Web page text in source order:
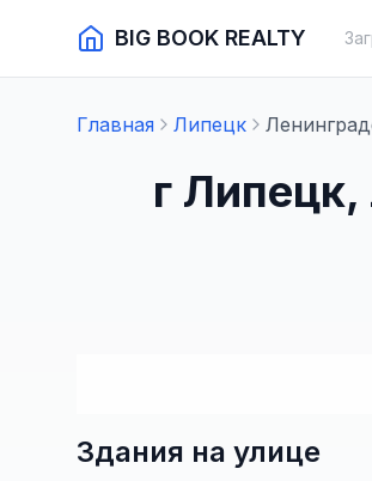
BIG BOOK REALTY
Главная Липецк
г
Здания на улице